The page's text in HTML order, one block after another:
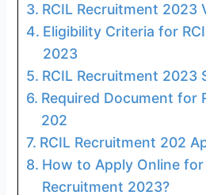
RCIL Recruitment 2023
Eligibility Criteria for
2023
RCIL Recruitment 2023
Required Document for
202
RCIL Recruitment 202
How to Apply Online for
Recruitment 2023?